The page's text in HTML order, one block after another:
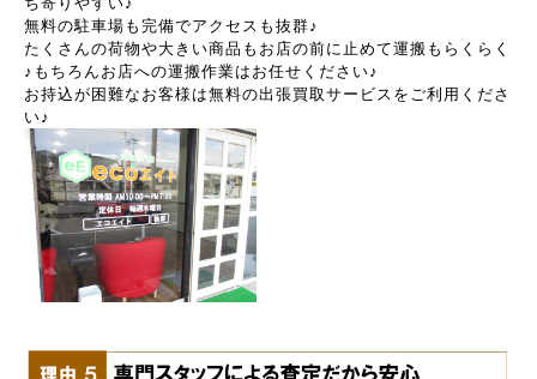
無料の駐車場も完備でアクセスも抜群♪
たくさんの荷物や大きい商品もお店の前に止めて運搬もらくらく
♪もちろんお店への運搬作業はお任せください♪
お持込が困難なお客様は無料の出張買取サービスをご利用くださ
い♪